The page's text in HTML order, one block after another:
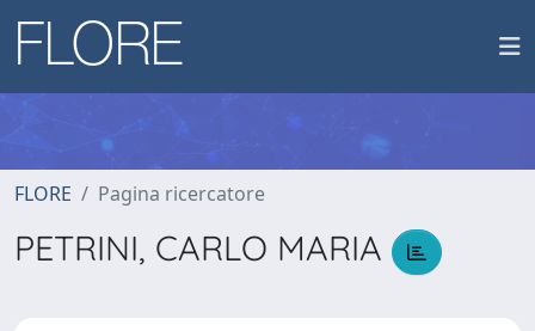
FLORE Pagina ricercatore
PETRINI, CARLO MARIA